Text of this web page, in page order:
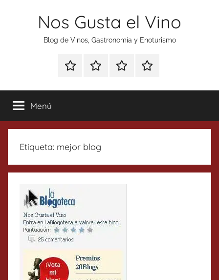
Nos Gusta el Vino
Blog de Vinos, Gastronomía y Enoturismo
Especial
Tonics
Enoturismo
Gastronomía
RankingContacto
Menú
Etiqueta: mejor blog